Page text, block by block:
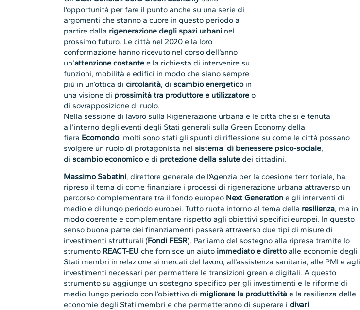
l’opportunità per fare il punto anche su una serie di
argomenti che stanno a cuore in questo periodo a
partire dalla rigenerazione degli spazi urbani nel
prossimo futuro. Le città nel 2020 e la loro
conformazione hanno ricevuto nel corso dell’anno
un’attenzione costantee la richiesta di intervenire su
funzioni, mobilità e edifici in modo che siano sempre
più in un’ottica dicircolarità, di scambio energeticoin
una visione di prossimità tra produttore e utilizzatore o
di sovrapposizione di ruolo.
Nella sessione di lavoro sulla Rigenerazione urbana e le città che si è tenuta
all’interno degli eventi degli Stati generali sulla Green Economy della
fiera Ecomondo, molti sono stati gli spunti di riflessione su come le città possano
svolgere un ruolo di protagonista nel sistema di benessere psico-sociale,
di scambio economicoe di protezione della salute dei cittadini.
Massimo Sabatini, direttore generale dell’Agenzia per la coesione territoriale, ha
ripreso il tema di come finanziare i processi di rigenerazione urbana attraverso un
percorso complementare tra il fondo europeo Next Generation e gli interventi di
medio e di lungo periodo europei. Tutto ruota intorno al tema della resilienza, ma in
modo coerente e complementare rispetto agli obiettivi specifici europei. In questo
senso buona parte dei finanziamenti passerà attraverso due tipi di misure di
investimenti strutturali (Fondi FESR). Parliamo del sostegno alla ripresa tramite lo
strumento REACT-EU che fornisce un aiuto immediato e direttoalle economie degli
Stati membri in relazione ai mercati del lavoro, all’assistenza sanitaria, alle PMI e agli
investimenti necessari per permettere le transizioni green e digitali. A questo
strumento su aggiunge un sostegno specifico per gli investimenti e le riforme di
medio-lungo periodo con l’obiettivo di migliorare la produttività e la resilienza delle
economie degli Stati membri e che permetteranno di superare i divari